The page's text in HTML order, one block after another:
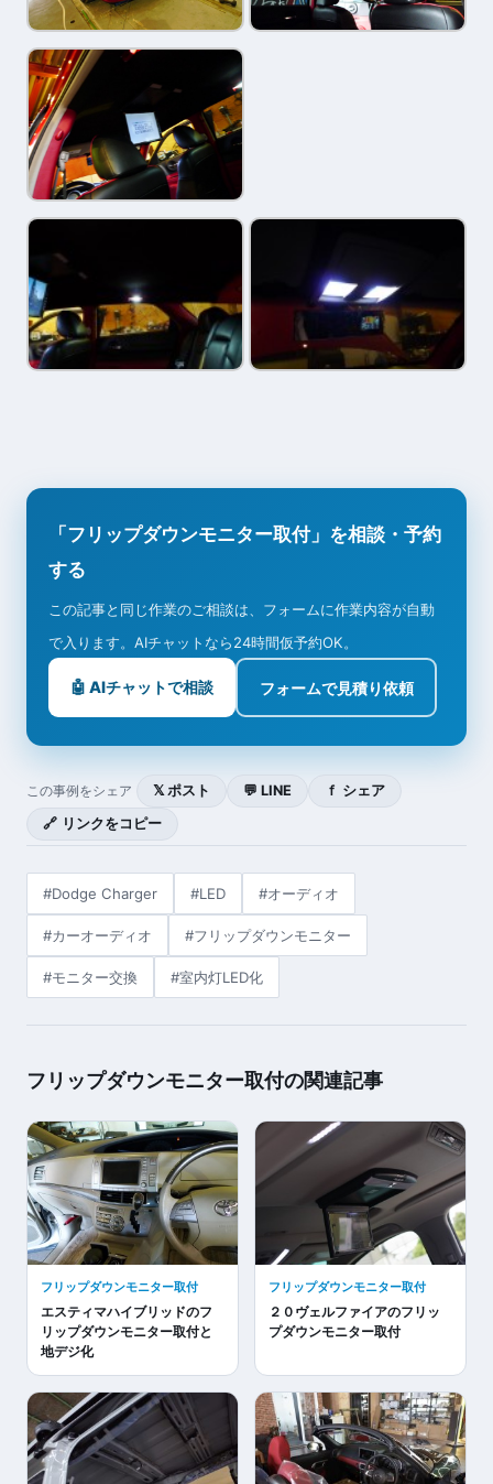
「フリップダウンモニター取付」を相談・予約
する
この記事と同じ作業のご相談は、フォームに作業内容が自動
で入ります。AIチャットなら24時間仮予約OK。
🤖 AIチャットで相談 フォームで見積り依頼
この事例をシェア 𝕏 ポスト 💬 LINE
ｆ シェア
🔗 リンクをコピー
#Dodge Charger #LED #オーディオ
#カーオーディオ #フリップダウンモニター
#モニター交換 #室内灯LED化
フリップダウンモニター取付の関連記事
フリップダウンモニター取付
エスティマハイブリッドのフ
リップダウンモニター取付と
地デジ化
フリップダウンモニター取付
２０ヴェルファイアのフリッ
プダウンモニター取付